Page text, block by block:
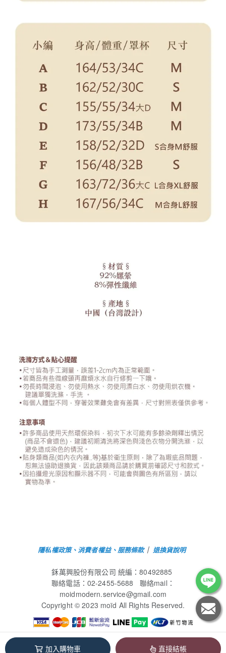
加入購物車 直接結帳
隱私權政策、消費者權益、服務條款｜ 退換貨說明
鉌萬興股份有限公司 統編：80492885
聯絡電話：02-2455-5688 聯絡mail：
moidmodern.service@gmail.com
Copyright © 2023 moïd All Rights Reserved.
鉌萬興股份有限公司 / 80492885